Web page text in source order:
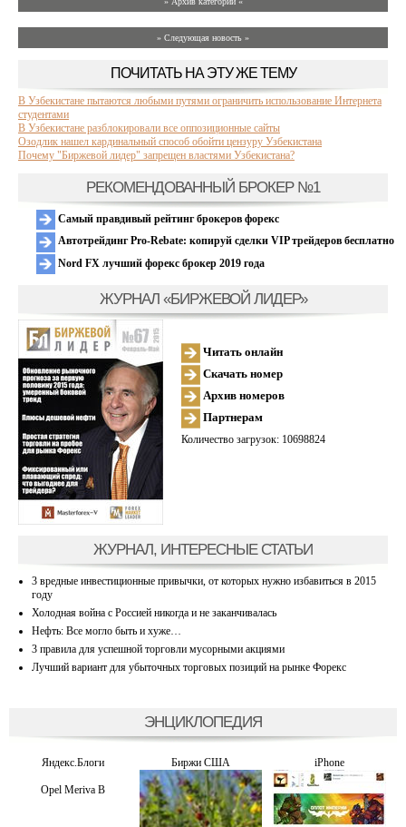
» Следующая новость »
ПОЧИТАТЬ НА ЭТУ ЖЕ ТЕМУ
В Узбекистане пытаются любыми путями ограничить использование Интернета
студентами
В Узбекистане разблокировали все оппозиционные сайты
Озодлик нашел кардинальный способ обойти цензуру Узбекистана
Почему "Биржевой лидер" запрещен властями Узбекистана?
РЕКОМЕНДОВАННЫЙ БРОКЕР №1
Самый правдивый рейтинг брокеров форекс
Автотрейдинг Pro-Rebate: копируй сделки VIP трейдеров бесплатно
Nord FX лучший форекс брокер 2019 года
ЖУРНАЛ «БИРЖЕВОЙ ЛИДЕР»
Читать онлайн
Скачать номер
Архив номеров
Партнерам
Количество загрузок: 10698824
ЖУРНАЛ, ИНТЕРЕСНЫЕ СТАТЬИ
3 вредные инвестиционные привычки, от которых нужно избавиться в 2015
году
Холодная война с Россией никогда и не заканчивалась
Нефть: Все могло быть и хуже…
3 правила для успешной торговли мусорными акциями
Лучший вариант для убыточных торговых позиций на рынке Форекс
ЭНЦИКЛОПЕДИЯ
Яндекс.Блоги Биржи США iPhone
Opel Meriva В